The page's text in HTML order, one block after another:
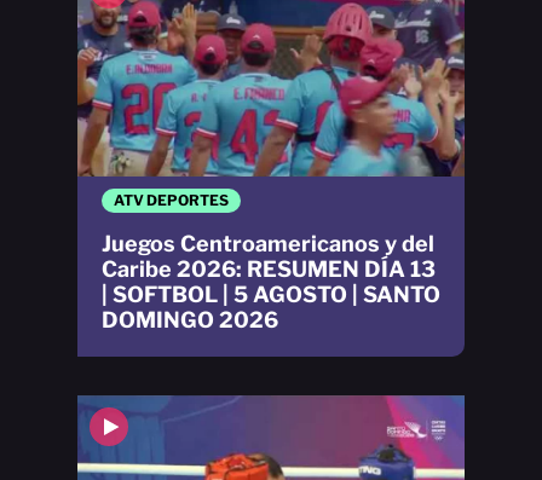
ATV DEPORTES
Juegos Centroamericanos y del
Caribe 2026: RESUMEN DÍA 13
| SOFTBOL | 5 AGOSTO | SANTO
DOMINGO 2026